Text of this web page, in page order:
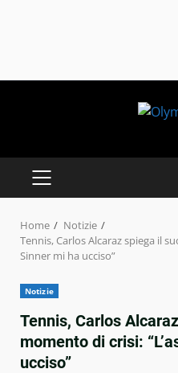
PRIMARY
MENU
Home
Notizie
Tennis, Carlos Alcaraz spiega il
Sinner mi ha ucciso”
Notizie
Tennis, Carlos
momento di crisi:
ucciso”